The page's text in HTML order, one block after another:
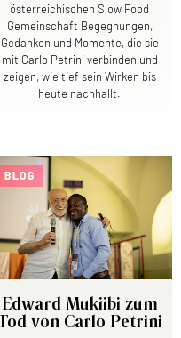
österreichischen Slow Food
Gemeinschaft Begegnungen,
Gedanken und Momente, die sie
mit Carlo Petrini verbinden und
zeigen, wie tief sein Wirken bis
heute nachhallt.
BLOG
Edward Mukiibi zum
Tod von Carlo Petrini